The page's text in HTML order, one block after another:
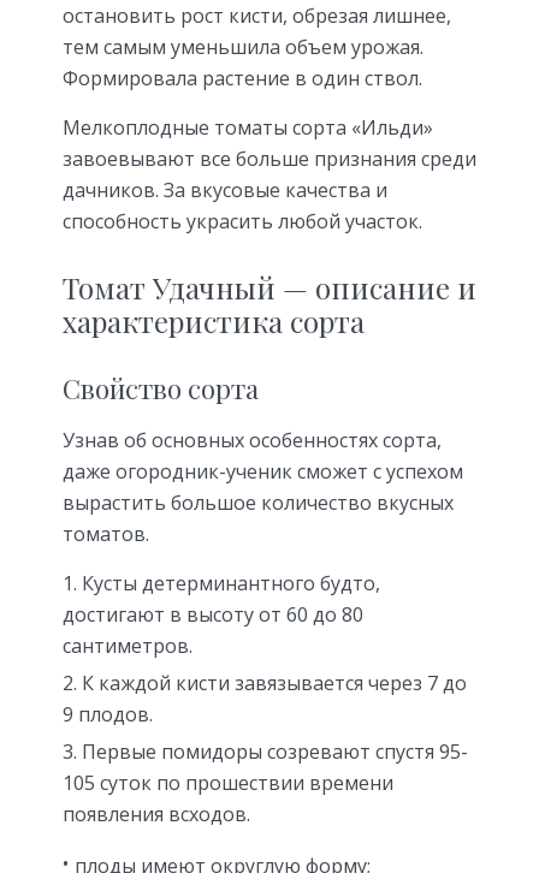
остановить рост кисти, обрезая лишнее,
тем самым уменьшила объем урожая.
Формировала растение в один ствол.
Мелкоплодные томаты сорта «Ильди»
завоевывают все больше признания среди
дачников. За вкусовые качества и
способность украсить любой участок.
Томат Удачный — описание и
характеристика сорта
Свойство сорта
Узнав об основных особенностях сорта,
даже огородник-ученик сможет с успехом
вырастить большое количество вкусных
томатов.
Кусты детерминантного будто,
достигают в высоту от 60 до 80
сантиметров.
К каждой кисти завязывается через 7 до
9 плодов.
Первые помидоры созревают спустя 95-
105 суток по прошествии времени
появления всходов.
плоды имеют округлую форму;